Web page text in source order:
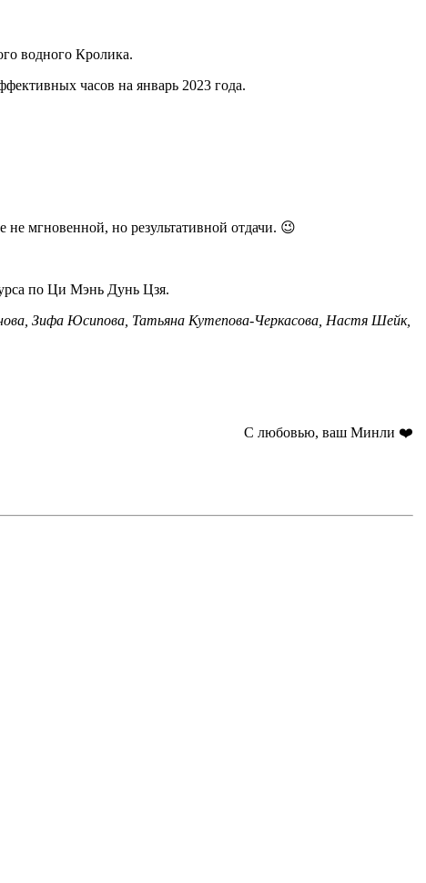
водного Кролика.
часов на январь 2023 года.
не мгновенной, но результативной отдачи. 😉
по Ци Мэнь Дунь Цзя.
Зифа Юсипова, Татьяна Кутепова-Черкасова, Настя Шейк,
С любовью, ваш Минли ❤️